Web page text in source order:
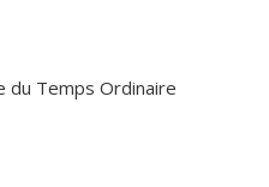
du Temps Ordinaire